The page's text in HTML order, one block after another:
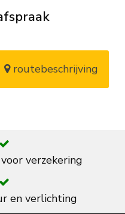
routebeschrijving
verzekering
en verlichting